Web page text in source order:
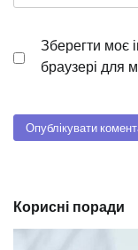
Зберегти моє
браузері для
Корисні поради